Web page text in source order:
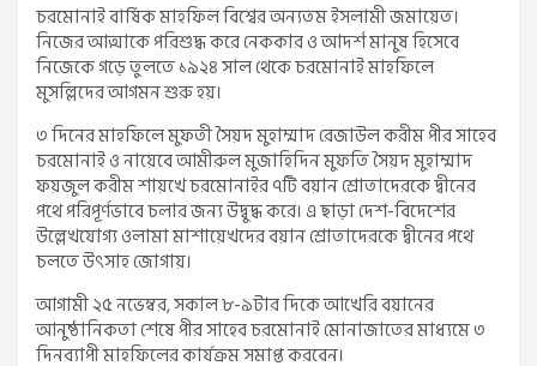
চরমোনাই বার্ষিক মাহফিল বিশ্বের অন্যতম ইসলামী জমায়েত।
নিজের আত্মাকে পরিশুদ্ধ করে নেককার ও আদর্শ মানুষ হিসেবে
নিজেকে গড়ে তুলতে ১৯২৪ সাল থেকে চরমোনাই মাহফিলে
মুসল্লিদের আগমন শুরু হয়।
৩ দিনের মাহফিলে মুফতী সৈয়দ মুহাম্মাদ রেজাউল করীম পীর সাহেব
চরমোনাই ও নায়েবে আমীরুল মুজাহিদিন মুফতি সৈয়দ মুহাম্মাদ
ফয়জুল করীম শায়খে চরমোনাইর ৭টি বয়ান শ্রোতাদেরকে দ্বীনের
পথে পরিপূর্ণভাবে চলার জন্য উদ্বুদ্ধ করে। এ ছাড়া দেশ-বিদেশের
উল্লেখযোগ্য ওলামা মাশায়েখদের বয়ান শ্রোতাদেরকে দ্বীনের পথে
চলতে উৎসাহ জোগায়।
আগামী ২৫ নভেম্বর, সকাল ৮-৯টার দিকে আখেরি বয়ানের
আনুষ্ঠানিকতা শেষে পীর সাহেব চরমোনাই মোনাজাতের মাধ্যমে ৩
দিনব্যাপী মাহফিলের কার্যক্রম সমাপ্ত করবেন।